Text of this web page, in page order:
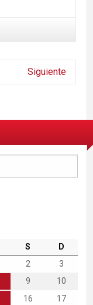
Siguiente
S
D
2
3
9
10
16
17